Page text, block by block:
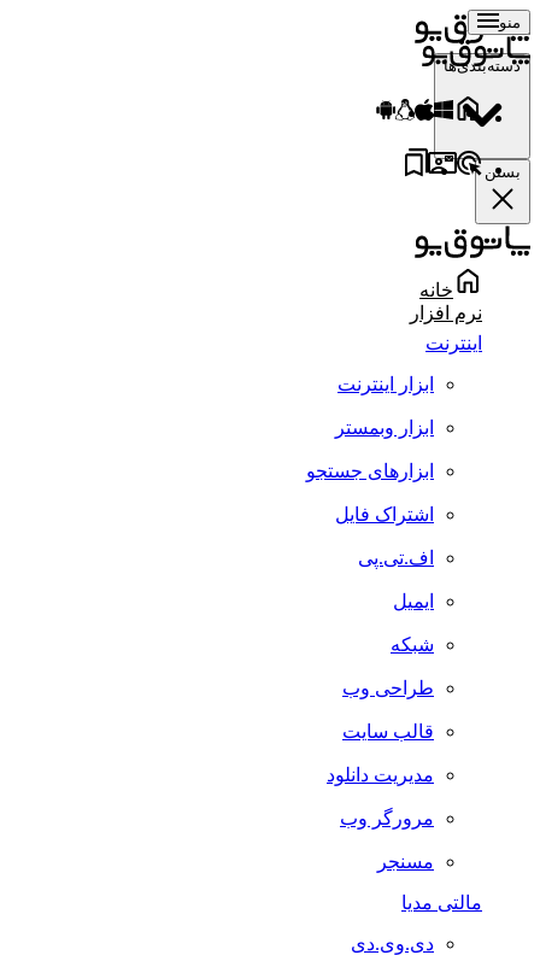
منو
دسته‌بندی‌ها
بستن
خانه
نرم افزار
اینترنت
ابزار اینترنت
ابزار وبمستر
ابزارهای جستجو
اشتراک فایل
اف.تی.پی
ایمیل
شبکه
طراحی وب
قالب سایت
مدیریت دانلود
مرورگر وب
مسنجر
مالتی مدیا
دی.وی.دی